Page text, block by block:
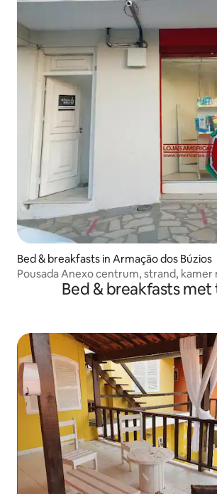
Bed & breakfasts in Armação dos Búzios
Pousada Anexo centrum, strand,
Bed & breakfasts met